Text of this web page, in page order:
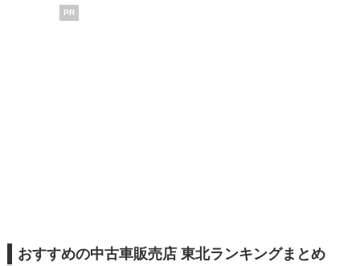
PR
おすすめの中古車販売店 東北ランキングまとめ